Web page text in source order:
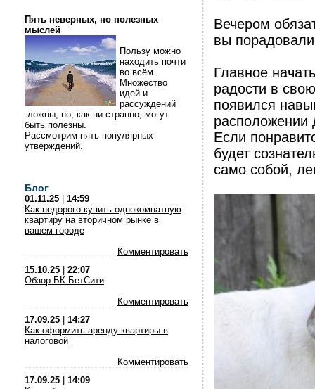
Пять неверных, но полезных
мыслей
Пользу можно
находить почти
во всём.
Множество
идей и
рассуждений
ложны, но, как ни странно, могут
быть полезны.
Рассмотрим пять популярных
утверждений.
Блог
01.11.25
14:59
Как недорого купить однокомнатную
квартиру на вторичном рынке в
вашем городе
Комментировать
15.10.25
22:07
Обзор БК БетСити
Комментировать
17.09.25
14:27
Как оформить аренду квартиры в
налоговой
Комментировать
17.09.25
14:09
Вечером
вы
Главное
радости в
появился
расположении
Если
будет
само собой,